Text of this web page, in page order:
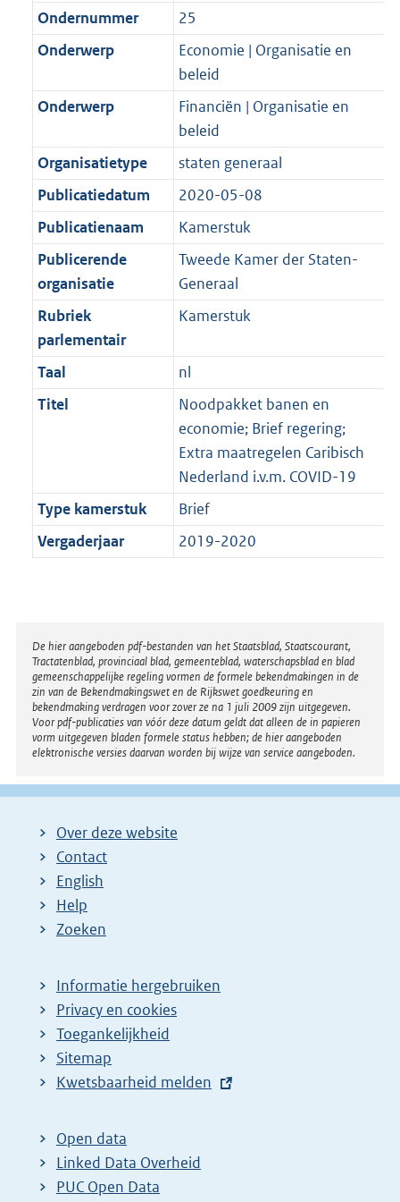
Ondernummer
25
Onderwerp
Economie | Organisatie en
beleid
Onderwerp
Financiën | Organisatie en
beleid
Organisatietype
staten generaal
Publicatiedatum
2020-05-08
Publicatienaam
Kamerstuk
Publicerende
organisatie
Tweede Kamer der Staten-
Generaal
Rubriek
parlementair
Kamerstuk
Taal
nl
Titel
Noodpakket banen en
economie; Brief regering;
Extra maatregelen Caribisch
Nederland i.v.m. COVID-19
Type kamerstuk
Brief
Vergaderjaar
2019-2020
Disclaimer
De hier aangeboden pdf-bestanden van het Staatsblad, Staatscourant,
Tractatenblad, provinciaal blad, gemeenteblad, waterschapsblad en blad
gemeenschappelijke regeling vormen de formele bekendmakingen in de
zin van de Bekendmakingswet en de Rijkswet goedkeuring en
bekendmaking verdragen voor zover ze na 1 juli 2009 zijn uitgegeven.
Voor pdf-publicaties van vóór deze datum geldt dat alleen de in papieren
vorm uitgegeven bladen formele status hebben; de hier aangeboden
elektronische versies daarvan worden bij wijze van service aangeboden.
Over deze website
Contact
English
Help
Zoeken
Informatie hergebruiken
Privacy en cookies
Toegankelijkheid
Sitemap
E
t
e
r
Kwetsbaarheid melden
Open data
Linked Data Overheid
PUC Open Data